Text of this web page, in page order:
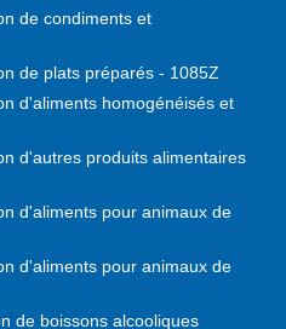
de condiments et
de plats préparés - 1085Z
d'aliments homogénéisés et
d'autres produits alimentaires
d'aliments pour animaux de
d'aliments pour animaux de
de boissons alcooliques